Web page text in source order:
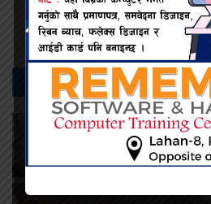
सम्बन्धित -समाचार